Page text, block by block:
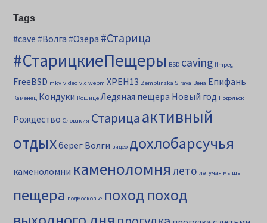
Tags
#cave #Волга #Озера #Старица
#СтарицкиеПещеры BSD caving ffmpeg
FreeBSD mkv video vlc webm XPEH13 Zemplinska Sirava Вена Епифань
Каменец Кондуки Кошице Ледяная пещера Новый год Подольск
Рождество Словакия Старицаактивный
отдыхберег Волги видео дохлобарсучья
каменоломни каменоломня лето летучая мышь
пещера подмосковье походпоход